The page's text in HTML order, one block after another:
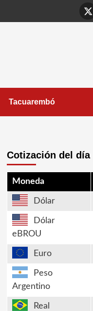
X
Tacuarembó
Cotización del día
Moneda
Dólar
Dólar
eBROU
Euro
Peso
Argentino
Real